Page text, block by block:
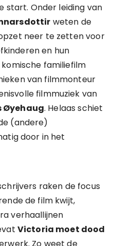
start. Onder leiding van
weten de
neer te zetten voor
en hun
familiefilm
van filmmonteur
filmmuziek van
Øyehaug. Helaas schiet
(andere)
door in het
raken de focus
de film kwijt,
verhaallijnen
Victoria moet dood